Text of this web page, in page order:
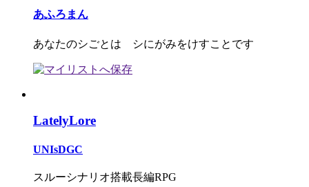
あふろまん
あなたのシごとは シにがみをけすことです
LatelyLore
UNIsDGC
スルーシナリオ搭載長編RPG